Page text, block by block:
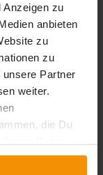
Anzeigen zu
anbieten
zu
zu
unsere Partner
weiter.
die Du